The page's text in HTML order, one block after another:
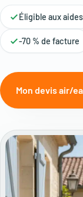
Éligible aux aides
-70 % de facture
Mon devis air/